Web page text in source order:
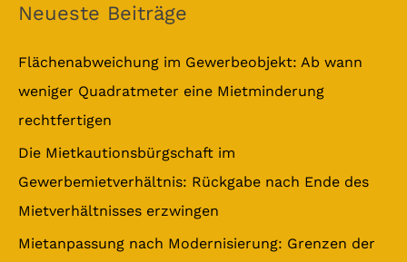
h
e
n
Neueste Beiträge
Flächenabweichung im Gewerbeobjekt: Ab wann
weniger Quadratmeter eine Mietminderung
rechtfertigen
Die Mietkautionsbürgschaft im
Gewerbemietverhältnis: Rückgabe nach Ende des
Mietverhältnisses erzwingen
Mietanpassung nach Modernisierung: Grenzen der